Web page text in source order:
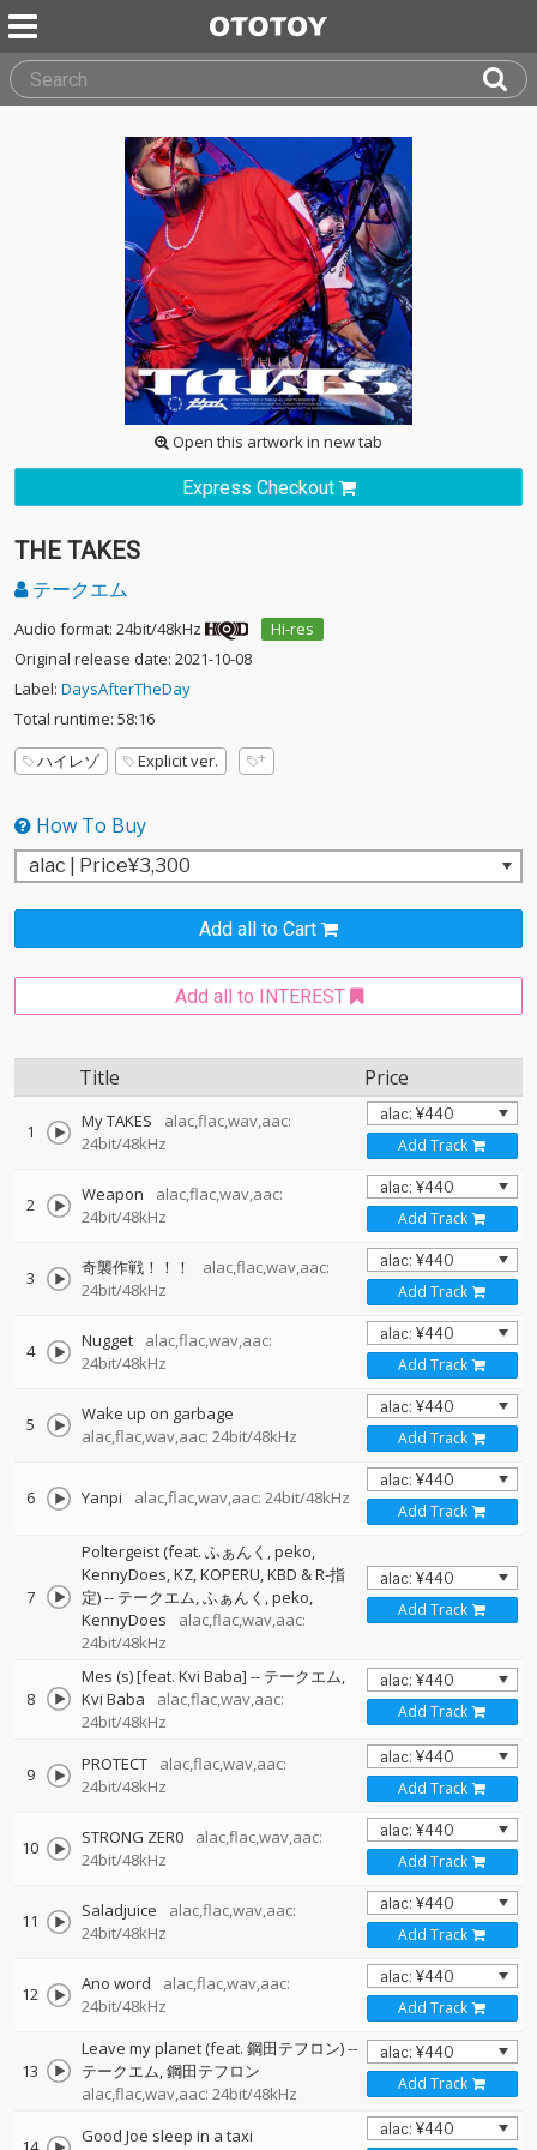
Open this artwork in new tab
Express Checkout
THE TAKES
テークエム
Audio format: 24bit/48kHz
Hi-res
Original release date: 2021-10-08
Label: DaysAfterTheDay
Total runtime: 58:16
ハイレゾ
Explicit ver.
How To Buy
Add all to Cart
Add all to INTEREST
Title Price
1 My TAKES
alac,flac,wav,aac:
24bit/48kHz
Add Track
2 Weapon
alac,flac,wav,aac:
24bit/48kHz
Add Track
3 奇襲作戦！！！
alac,flac,wav,aac:
24bit/48kHz
Add Track
4 Nugget
alac,flac,wav,aac:
24bit/48kHz
Add Track
5
Wake up on garbage
alac,flac,wav,aac: 24bit/48kHz
Add Track
6 Yanpi alac,flac,wav,aac: 24bit/48kHz
Add Track
7
Poltergeist (feat. ふぁんく, peko,
KennyDoes, KZ, KOPERU, KBD & R-指
定)-- テークエム ふぁんく
peko
KennyDoes
alac,flac,wav,aac:
24bit/48kHz
Add Track
8
Mes (s) [feat. Kvi Baba] -- テークエム
Kvi Baba
alac,flac,wav,aac:
24bit/48kHz
Add Track
9 PROTECT
alac,flac,wav,aac:
24bit/48kHz
Add Track
10 STRONG ZER0
alac,flac,wav,aac:
24bit/48kHz
Add Track
11 Saladjuice
alac,flac,wav,aac:
24bit/48kHz
Add Track
12 Ano word
alac,flac,wav,aac:
24bit/48kHz
Add Track
13
Leave my planet (feat. 鋼田テフロン)--
テークエム 鋼田テフロン
alac,flac,wav,aac: 24bit/48kHz
Add Track
Good Joe sleep in a taxi